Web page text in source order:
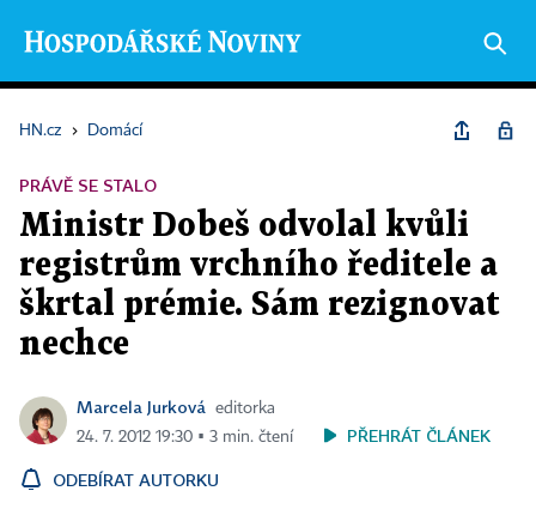
HN.cz › Domácí
PRÁVĚ SE STALO
Ministr Dobeš odvolal kvůli
registrům vrchního ředitele a
škrtal prémie. Sám rezignovat
nechce
Marcela Jurková
editorka
24. 7. 2012 19:30 ▪ 3 min. čtení
PŘEHRÁT ČLÁNEK
ODEBÍRAT AUTORKU